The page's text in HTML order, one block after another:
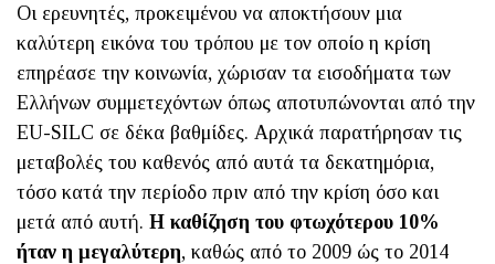
Οι ερευνητές, προκειμένου να αποκτήσουν μια
καλύτερη εικόνα του τρόπου με τον οποίο η κρίση
επηρέασε την κοινωνία, χώρισαν τα εισοδήματα των
Eλλήνων συμμετεχόντων όπως αποτυπώνονται από την
EU-SILC σε δέκα βαθμίδες. Αρχικά παρατήρησαν τις
μεταβολές του καθενός από αυτά τα δεκατημόρια,
τόσο κατά την περίοδο πριν από την κρίση όσο και
μετά από αυτή. Η καθίζηση του φτωχότερου 10%
ήταν η μεγαλύτερη, καθώς από το 2009 ώς το 2014